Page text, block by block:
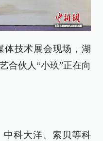
体技术展会现场，湖
合伙人“小玖”正在向
中科大洋、索贝等科